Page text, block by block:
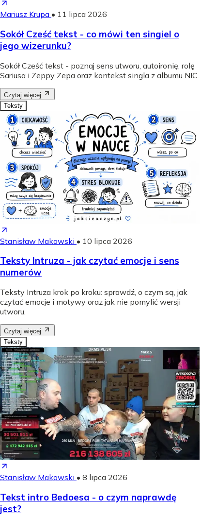
Mariusz Krupa • 11 lipca 2026
Sokół Cześć tekst - co mówi ten singiel o
jego wizerunku?
Sokół Cześć tekst - poznaj sens utworu, autoironię, rolę
Sariusa i Zeppy Zepa oraz kontekst singla z albumu NIC.
Czytaj więcej
Teksty
Stanisław Makowski • 10 lipca 2026
Teksty Intruza - jak czytać emocje i sens
numerów
Teksty Intruza krok po kroku: sprawdź, o czym są, jak
czytać emocje i motywy oraz jak nie pomylić wersji
utworu.
Czytaj więcej
Teksty
Stanisław Makowski • 8 lipca 2026
Tekst intro Bedoesa - o czym naprawdę
jest?